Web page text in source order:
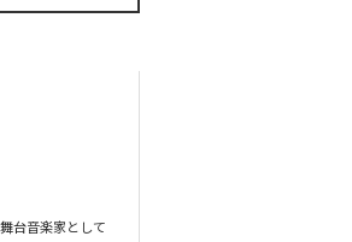
台音楽家として